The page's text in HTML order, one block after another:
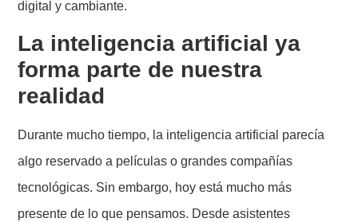
digital y cambiante.
La inteligencia artificial ya
forma parte de nuestra
realidad
Durante mucho tiempo, la inteligencia artificial parecía
algo reservado a películas o grandes compañías
tecnológicas. Sin embargo, hoy está mucho más
presente de lo que pensamos. Desde asistentes